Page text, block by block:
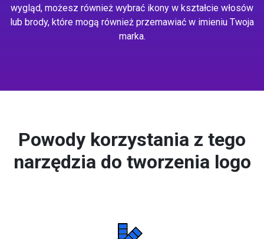
wygląd, możesz również wybrać ikony w kształcie włosów
lub brody, które mogą również przemawiać w imieniu Twoja
marka.
Powody korzystania z tego
narzędzia do tworzenia logo